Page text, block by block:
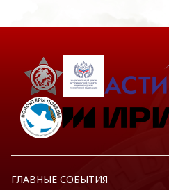
ГЛАВНЫЕ СОБЫТИЯ